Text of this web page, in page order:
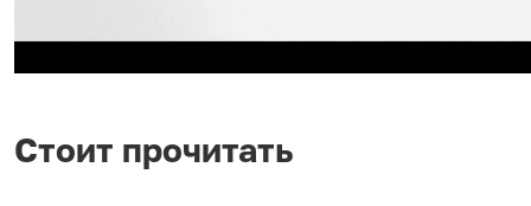
о
Стоит прочитать